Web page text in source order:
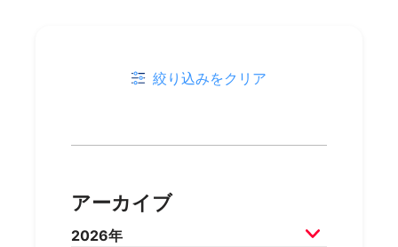
絞り込みをクリア
アーカイブ
2026年